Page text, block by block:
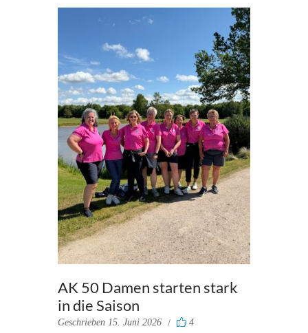
AK 50 Damen starten stark
in die Saison
Geschrieben 15. Juni 2026 4